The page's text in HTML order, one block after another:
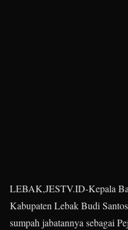
LEBAK,JESTV.ID-Kepala
Kabupaten Lebak Budi
sumpah jabatannya sebagai